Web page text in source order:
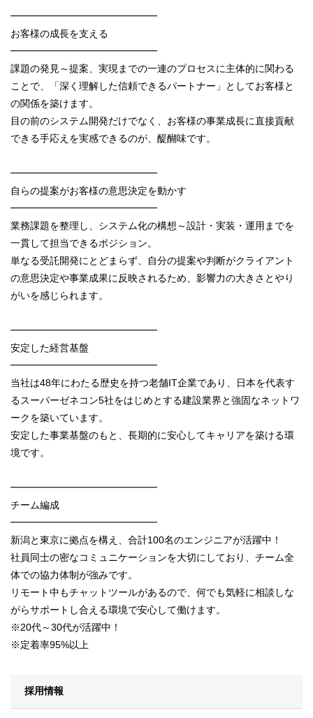
━━━━━━━━━━━━━━━
お客様の成長を支える
━━━━━━━━━━━━━━━
課題の発見～提案、実現までの一連のプロセスに主体的に関わる
ことで、「深く理解した信頼できるパートナー」としてお客様と
の関係を築けます。
目の前のシステム開発だけでなく、お客様の事業成長に直接貢献
できる手応えを実感できるのが、醍醐味です。
━━━━━━━━━━━━━━━
自らの提案がお客様の意思決定を動かす
━━━━━━━━━━━━━━━
業務課題を整理し、システム化の構想～設計・実装・運用までを
一貫して担当できるポジション。
単なる受託開発にとどまらず、自分の提案や判断がクライアント
の意思決定や事業成果に反映されるため、影響力の大きさとやり
がいを感じられます。
━━━━━━━━━━━━━━━
安定した経営基盤
━━━━━━━━━━━━━━━
当社は48年にわたる歴史を持つ老舗IT企業であり、日本を代表す
るスーパーゼネコン5社をはじめとする建設業界と強固なネットワ
ークを築いています。
安定した事業基盤のもと、長期的に安心してキャリアを築ける環
境です。
━━━━━━━━━━━━━━━
チーム編成
━━━━━━━━━━━━━━━
新潟と東京に拠点を構え、合計100名のエンジニアが活躍中！
社員同士の密なコミュニケーションを大切にしており、チーム全
体での協力体制が強みです。
リモート中もチャットツールがあるので、何でも気軽に相談しな
がらサポートし合える環境で安心して働けます。
※20代～30代が活躍中！
※定着率95%以上
採用情報